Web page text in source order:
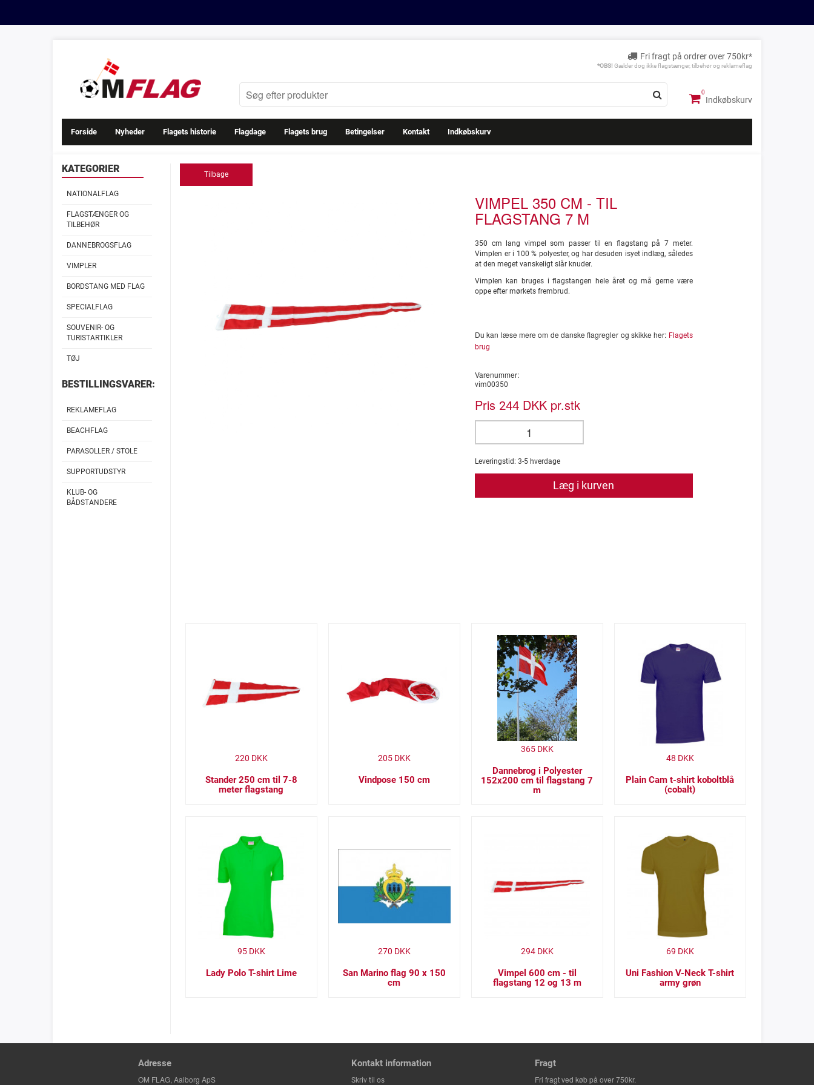
Fri fragt på ordrer over 750kr*
*OBS! Gælder dog ikke flagstænger, tilbehør og reklameflag
Indkøbskurv
Forside Nyheder Flagets historie Flagdage Flagets brug Betingelser Kontakt Indkøbskurv
KATEGORIER
NATIONALFLAG
FLAGSTÆNGER OG
TILBEHØR
DANNEBROGSFLAG
VIMPLER
BORDSTANG MED FLAG
SPECIALFLAG
SOUVENIR- OG
TURISTARTIKLER
TØJ
BESTILLINGSVARER:
REKLAMEFLAG
BEACHFLAG
PARASOLLER / STOLE
SUPPORTUDSTYR
KLUB- OG
BÅDSTANDERE
Tilbage
VIMPEL 350 CM - TIL
FLAGSTANG 7 M
350 cm lang vimpel som passer til en flagstang på 7 meter.
Vimplen er i 100 % polyester, og har desuden isyet indlæg, således
at den meget vanskeligt slår knuder.
Vimplen kan bruges i flagstangen hele året og må gerne være
oppe efter mørkets frembrud.
Du kan læse mere om de danske flagregler og skikke her: Flagets
brug
Varenummer:
vim00350
Pris 244 DKK pr.stk
Leveringstid: 3-5 hverdage
Læg i kurven
Stander 250 cm til 7-8
meter flagstang
220 DKK
Vindpose 150 cm
205DKK
Dannebrog i Polyester
152x200 cm til flagstang 7
m
365DKK
Plain Cam t-shirt koboltblå
(cobalt)
48 DKK
Lady Polo T-shirt Lime
95DKK
San Marino flag 90 x 150
cm
270 DKK
Vimpel 600 cm - til
flagstang 12 og 13 m
294DKK
Uni Fashion V-Neck T-shirt
army grøn
69 DKK
Adresse
OM FLAG, Aalborg ApS
Kontakt information
Skriv til os
Fragt
Fri fragt ved køb på over 750kr.